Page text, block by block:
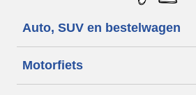
Auto, SUV en bestelwagen
Motorfiets